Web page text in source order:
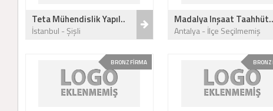
Teta Mühendislik Yapıl..
İstanbul - Şişli
Madalya Inşaat Taahhüt..
Antalya - İlçe Seçilmemiş
BRONZ FİRMA